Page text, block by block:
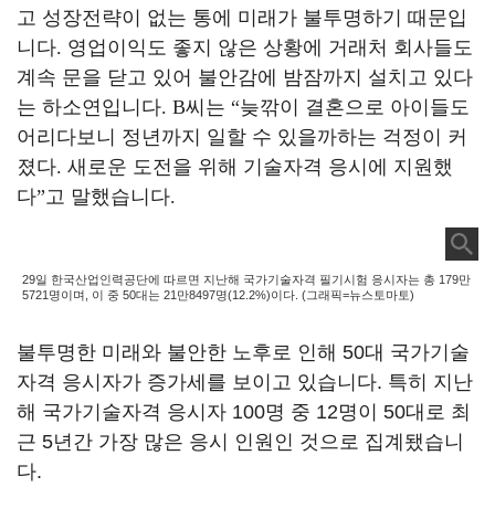
고 성장전략이 없는 통에 미래가 불투명하기 때문입
니다. 영업이익도 좋지 않은 상황에 거래처 회사들도
계속 문을 닫고 있어 불안감에 밤잠까지 설치고 있다
는 하소연입니다. B씨는 “늦깎이 결혼으로 아이들도
어리다보니 정년까지 일할 수 있을까하는 걱정이 커
졌다. 새로운 도전을 위해 기술자격 응시에 지원했
다”고 말했습니다.
29일 한국산업인력공단에 따르면 지난해 국가기술자격 필기시험 응시자는 총 179만
5721명이며, 이 중 50대는 21만8497명(12.2%)이다. (그래픽=뉴스토마토)
불투명한 미래와 불안한 노후로 인해 50대 국가기술
자격 응시자가 증가세를 보이고 있습니다. 특히 지난
해 국가기술자격 응시자 100명 중 12명이 50대로 최
근 5년간 가장 많은 응시 인원인 것으로 집계됐습니
다.